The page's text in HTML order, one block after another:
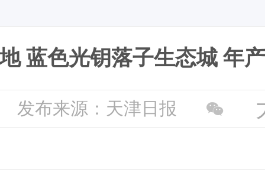
蓝色光钥落子生态城 年
发布来源：天津日报